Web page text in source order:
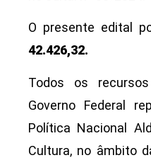
O presente edital
42.426,32.
Todos os
Governo Federal
Política Nacional
Cultura, no âmbito